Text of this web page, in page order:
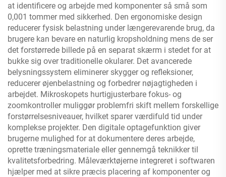
at identificere og arbejde med komponenter så små som
0,001 tommer med sikkerhed. Den ergonomiske design
reducerer fysisk belastning under længerevarende brug, da
brugere kan bevare en naturlig kropsholdning mens de ser
det forstørrede billede på en separat skærm i stedet for at
bukke sig over traditionelle okularer. Det avancerede
belysningssystem eliminerer skygger og refleksioner,
reducerer øjenbelastning og forbedrer nøjagtigheden i
arbejdet. Mikroskopets hurtigjusterbare fokus- og
zoomkontroller muliggør problemfri skift mellem forskellige
forstørrelsesniveauer, hvilket sparer værdifuld tid under
komplekse projekter. Den digitale optagefunktion giver
brugerne mulighed for at dokumentere deres arbejde,
oprette træningsmateriale eller gennemgå teknikker til
kvalitetsforbedring. Måleværktøjerne integreret i softwaren
hjælper med at sikre præcis placering af komponenter og